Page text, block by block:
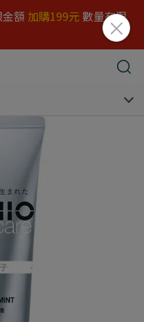
額 加購199元 數量有限